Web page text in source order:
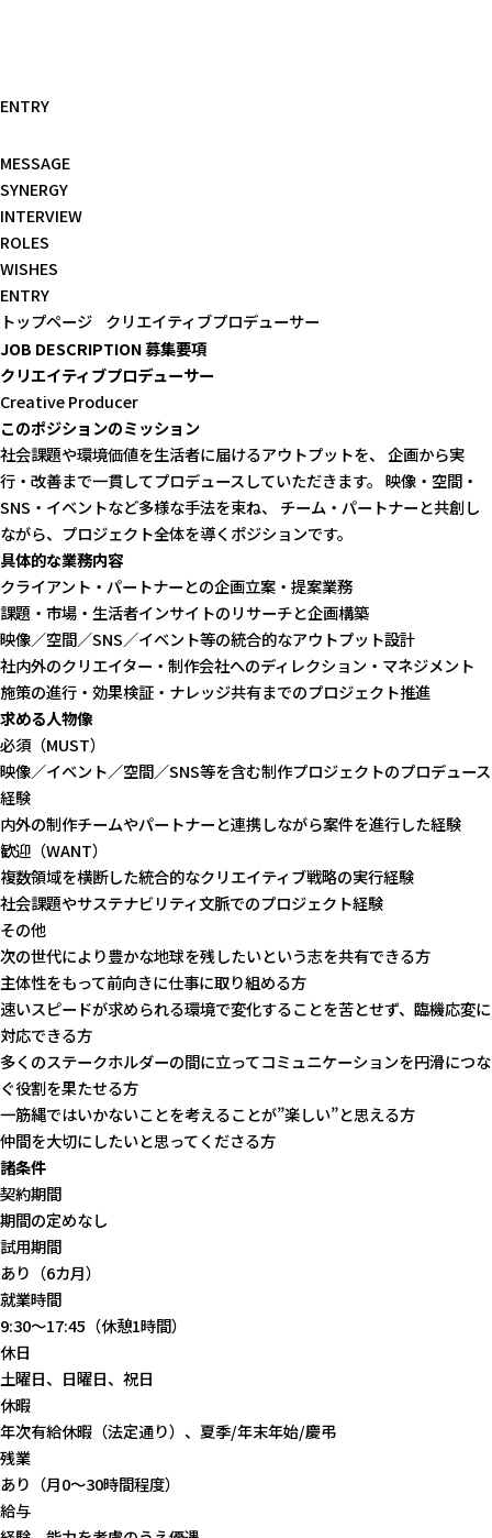
ENTRY
MESSAGE
SYNERGY
INTERVIEW
ROLES
WISHES
ENTRY
トップページ
クリエイティブプロデューサー
JOB DESCRIPTION募集要項
クリエイティブプロデューサー
Creative Producer
このポジションのミッション
社会課題や環境価値を生活者に届けるアウトプットを、 企画から実
行・改善まで一貫してプロデュースしていただきます。 映像・空間・
SNS・イベントなど多様な手法を束ね、 チーム・パートナーと共創し
ながら、プロジェクト全体を導くポジションです。
具体的な業務内容
クライアント・パートナーとの企画立案・提案業務
課題・市場・生活者インサイトのリサーチと企画構築
映像／空間／SNS／イベント等の統合的なアウトプット設計
社内外のクリエイター・制作会社へのディレクション・マネジメント
施策の進行・効果検証・ナレッジ共有までのプロジェクト推進
求める人物像
必須（MUST）
映像／イベント／空間／SNS等を含む制作プロジェクトのプロデュース
経験
内外の制作チームやパートナーと連携しながら案件を進行した経験
歓迎（WANT）
複数領域を横断した統合的なクリエイティブ戦略の実行経験
社会課題やサステナビリティ文脈でのプロジェクト経験
その他
次の世代により豊かな地球を残したいという志を共有できる方
主体性をもって前向きに仕事に取り組める方
速いスピードが求められる環境で変化することを苦とせず、臨機応変に
対応できる方
多くのステークホルダーの間に立ってコミュニケーションを円滑につな
ぐ役割を果たせる方
一筋縄ではいかないことを考えることが”楽しい”と思える方
仲間を大切にしたいと思ってくださる方
諸条件
契約期間
期間の定めなし
試用期間
あり（6カ月）
就業時間
9:30～17:45（休憩1時間）
休日
土曜日、日曜日、祝日
休暇
年次有給休暇（法定通り）、夏季/年末年始/慶弔
残業
あり（月0～30時間程度）
給与